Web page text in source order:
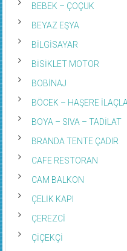
BEBEK – ÇOÇUK
BEYAZ EŞYA
BİLGİSAYAR
BİSİKLET MOTOR
BOBİNAJ
BÖCEK – HAŞERE
BOYA – SIVA – TADİLAT
BRANDA TENTE ÇADIR
CAFE RESTORAN
CAM BALKON
ÇELİK KAPI
ÇEREZCİ
ÇİÇEKÇİ